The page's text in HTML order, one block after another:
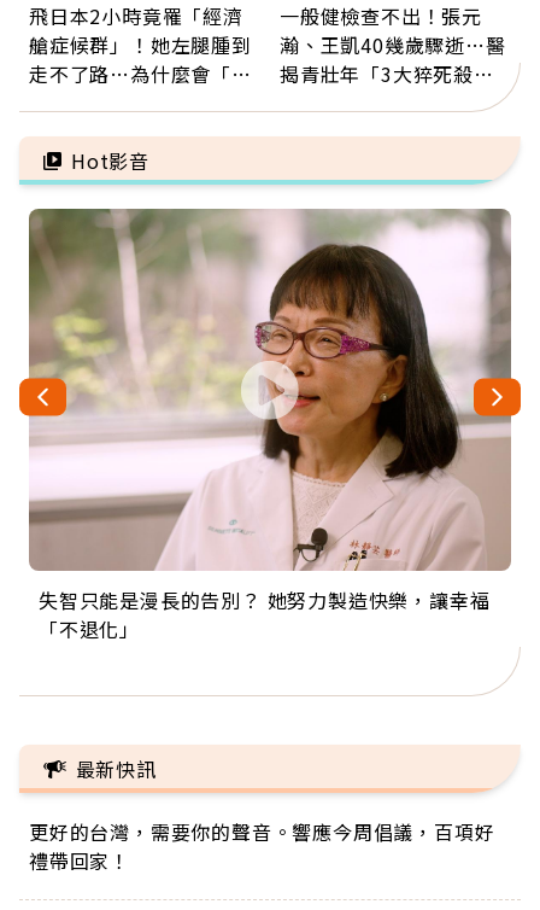
飛日本2小時竟罹「經濟
艙症候群」！她左腿腫到
走不了路…為什麼會「靜
注意
一般健檢查不出！張元
瀚、王凱40幾歲驟逝…醫
揭青壯年「3大猝死殺
手」：靠2檢查揪出9成地
雷
Hot影音
失智只能是漫長的告別？ 她努力製造快樂，讓幸福
「不退化」
來自剛果的巧克力神父 為台灣奉獻36年 「台灣是我
的家，我連作夢都講台語！」
63歲卸矽谷副總、搬回台灣找快樂！「蛋黃哥小
丑」走進安養院，逗樂上萬爺奶：退休後才開始真
104歲打破金氏世界紀錄 成為全球最年長羽球選
手，分享長壽的秘密原來是「這個」
事業巔峰他選擇追夢…黑手阿伯拉小提琴還登上小
巨蛋！連CNN都大讚！
最新快訊
更好的台灣，需要你的聲音。響應今周倡議，百項好
禮帶回家！